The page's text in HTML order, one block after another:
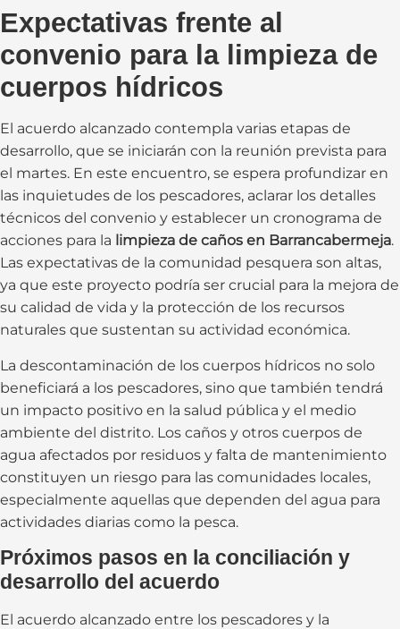
Expectativas frente al
convenio para la limpieza de
cuerpos hídricos
El acuerdo alcanzado contempla varias etapas de
desarrollo, que se iniciarán con la reunión prevista para
el martes. En este encuentro, se espera profundizar en
las inquietudes de los pescadores, aclarar los detalles
técnicos del convenio y establecer un cronograma de
acciones para la limpieza de caños en Barrancabermeja.
Las expectativas de la comunidad pesquera son altas,
ya que este proyecto podría ser crucial para la mejora de
su calidad de vida y la protección de los recursos
naturales que sustentan su actividad económica.
La descontaminación de los cuerpos hídricos no solo
beneficiará a los pescadores, sino que también tendrá
un impacto positivo en la salud pública y el medio
ambiente del distrito. Los caños y otros cuerpos de
agua afectados por residuos y falta de mantenimiento
constituyen un riesgo para las comunidades locales,
especialmente aquellas que dependen del agua para
actividades diarias como la pesca.
Próximos pasos en la conciliación y
desarrollo del acuerdo
El acuerdo alcanzado entre los pescadores y la